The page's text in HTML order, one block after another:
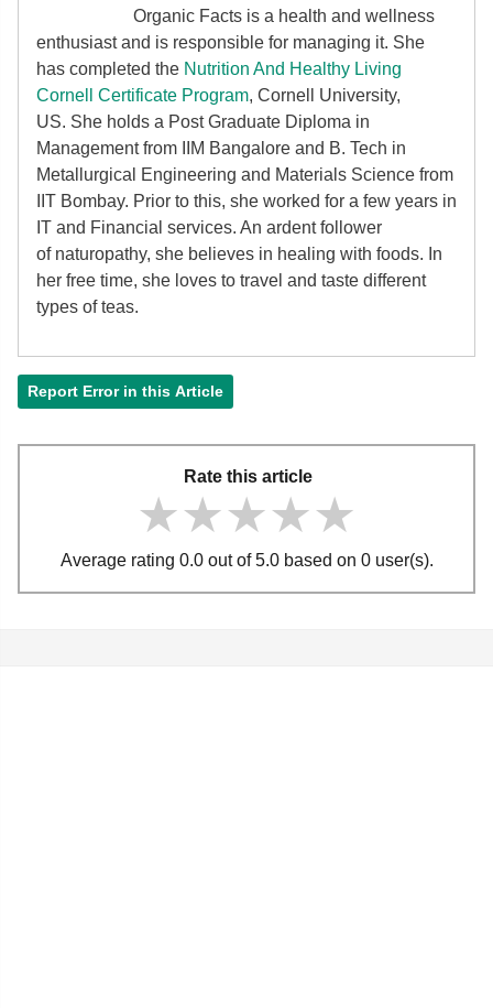
Organic Facts is a health and wellness
enthusiast and is responsible for managing it. She
has completed the Nutrition And Healthy Living
Cornell Certificate Program, Cornell University,
US. She holds a Post Graduate Diploma in
Management from IIM Bangalore and B. Tech in
Metallurgical Engineering and Materials Science from
IIT Bombay. Prior to this, she worked for a few years in
IT and Financial services. An ardent follower
of naturopathy, she believes in healing with foods. In
her free time, she loves to travel and taste different
types of teas.
Report Error in this Article
Rate this article
★★★★★
★★★★★
★★★★★
Average rating 0.0 out of 5.0 based on 0 user(s).